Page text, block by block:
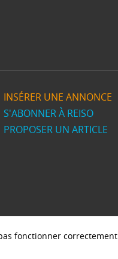
INSÉRER UNE ANNONCE
S'ABONNER À REISO
PROPOSER UN ARTICLE
fonctionner correctement.